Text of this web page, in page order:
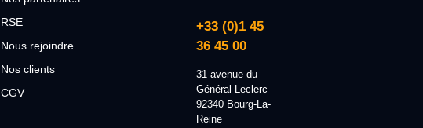
RSE
Nous rejoindre
Nos clients
CGV
+33 (0)1 45
36 45 00
31 avenue du
Général Leclerc
92340 Bourg-La-
Reine